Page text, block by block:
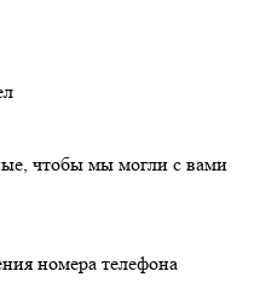
чтобы мы могли с вами
номера телефона